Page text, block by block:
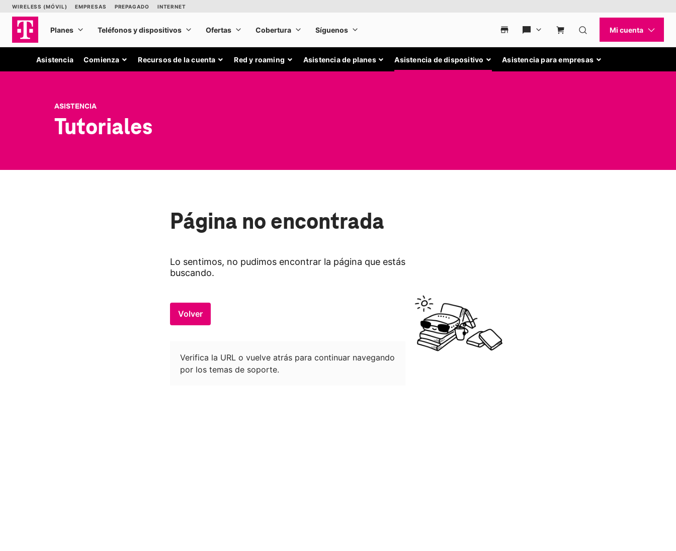
Asistencia Comienza Recursos de la cuenta Red y roaming Asistencia de planes Asistencia de dispositivo Asistencia para empresas
ASISTENCIA
Tutoriales